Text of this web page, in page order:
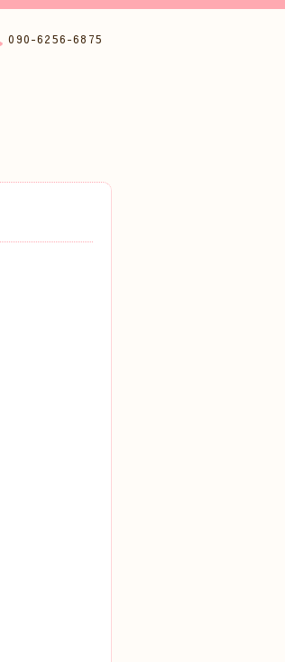
090-6256-6875